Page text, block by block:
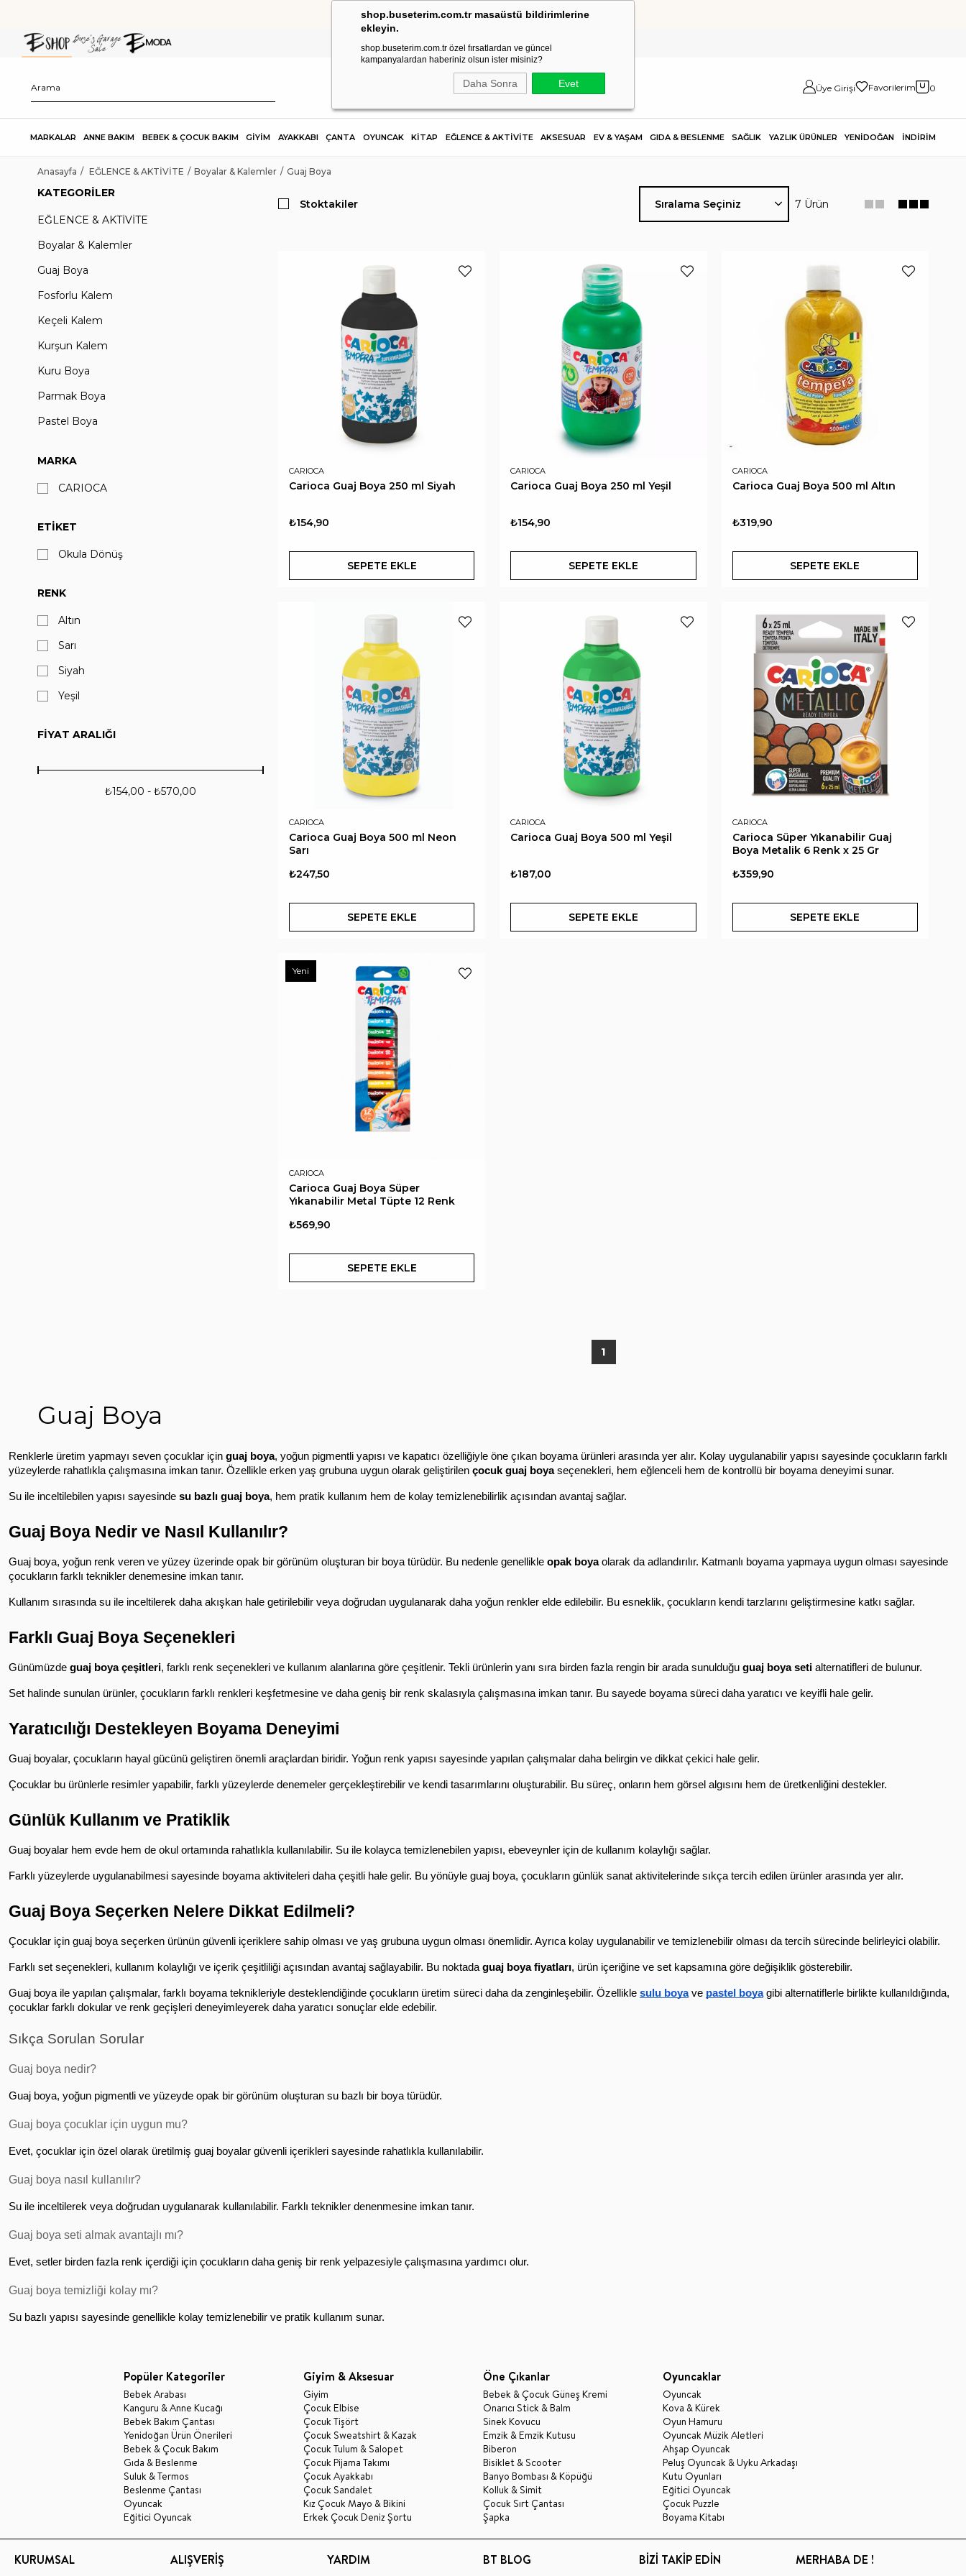
shop.buseterim.com.tr masaüstü bildirimlerine
ekleyin.
shop.buseterim.com.tr özel fırsatlardan ve güncel
kampanyalardan haberiniz olsun ister misiniz?
Daha Sonra Evet
HIZLI KARGO
Üye Girişi Favorilerim 0
MARKALAR ANNE BAKIM BEBEK & ÇOCUK BAKIM GİYİM AYAKKABI ÇANTA OYUNCAK KİTAP EĞLENCE & AKTİVİTE AKSESUAR EV & YAŞAM GIDA & BESLENME SAĞLIK YAZLIK ÜRÜNLER YENİDOĞAN İNDİRİM
Anasayfa EĞLENCE & AKTİVİTE Boyalar & Kalemler Guaj Boya
KATEGORILER
EĞLENCE & AKTİVİTE
Boyalar & Kalemler
Guaj Boya
Fosforlu Kalem
Keçeli Kalem
Kurşun Kalem
Kuru Boya
Parmak Boya
Pastel Boya
Yüz Boyası
MARKA
CARIOCA
ETIKET
Okula Dönüş
RENK
Altın
Sarı
Siyah
Yeşil
FIYAT ARALIĞI
₺154,00 - ₺570,00
Stoktakiler 7 Ürün
CARIOCA
Carioca Guaj Boya 250 ml Siyah
₺154,90
SEPETE EKLE
CARIOCA
Carioca Guaj Boya 250 ml Yeşil
₺154,90
SEPETE EKLE
CARIOCA
Carioca Guaj Boya 500 ml Altın
₺319,90
SEPETE EKLE
CARIOCA
Carioca Guaj Boya 500 ml Neon
Sarı
₺247,50
SEPETE EKLE
CARIOCA
Carioca Guaj Boya 500 ml Yeşil
₺187,00
SEPETE EKLE
CARIOCA
Carioca Süper Yıkanabilir Guaj
Boya Metalik 6 Renk x 25 Gr
₺359,90
SEPETE EKLE
CARIOCA
Carioca Guaj Boya Süper
Yıkanabilir Metal Tüpte 12 Renk
₺569,90
SEPETE EKLE
Yeni
1
Guaj Boya
Renklerle üretim yapmayı seven çocuklar için guaj boya, yoğun pigmentli yapısı ve kapatıcı özelliğiyle öne çıkan boyama ürünleri arasında yer alır. Kolay uygulanabilir yapısı sayesinde çocukların farklı
yüzeylerde rahatlıkla çalışmasına imkan tanır. Özellikle erken yaş grubuna uygun olarak geliştirilen çocuk guaj boya seçenekleri, hem eğlenceli hem de kontrollü bir boyama deneyimi sunar.
Su ile inceltilebilen yapısı sayesinde su bazlı guaj boya, hem pratik kullanım hem de kolay temizlenebilirlik açısından avantaj sağlar.
Guaj Boya Nedir ve Nasıl Kullanılır?
Guaj boya, yoğun renk veren ve yüzey üzerinde opak bir görünüm oluşturan bir boya türüdür. Bu nedenle genellikle opak boya olarak da adlandırılır. Katmanlı boyama yapmaya uygun olması sayesinde
çocukların farklı teknikler denemesine imkan tanır.
Kullanım sırasında su ile inceltilerek daha akışkan hale getirilebilir veya doğrudan uygulanarak daha yoğun renkler elde edilebilir. Bu esneklik, çocukların kendi tarzlarını geliştirmesine katkı sağlar.
Farklı Guaj Boya Seçenekleri
Günümüzde guaj boya çeşitleri, farklı renk seçenekleri ve kullanım alanlarına göre çeşitlenir. Tekli ürünlerin yanı sıra birden fazla rengin bir arada sunulduğu guaj boya seti alternatifleri de bulunur.
Set halinde sunulan ürünler, çocukların farklı renkleri keşfetmesine ve daha geniş bir renk skalasıyla çalışmasına imkan tanır. Bu sayede boyama süreci daha yaratıcı ve keyifli hale gelir.
Yaratıcılığı Destekleyen Boyama Deneyimi
Guaj boyalar, çocukların hayal gücünü geliştiren önemli araçlardan biridir. Yoğun renk yapısı sayesinde yapılan çalışmalar daha belirgin ve dikkat çekici hale gelir.
Çocuklar bu ürünlerle resimler yapabilir, farklı yüzeylerde denemeler gerçekleştirebilir ve kendi tasarımlarını oluşturabilir. Bu süreç, onların hem görsel algısını hem de üretkenliğini destekler.
Günlük Kullanım ve Pratiklik
Guaj boyalar hem evde hem de okul ortamında rahatlıkla kullanılabilir. Su ile kolayca temizlenebilen yapısı, ebeveynler için de kullanım kolaylığı sağlar.
Farklı yüzeylerde uygulanabilmesi sayesinde boyama aktiviteleri daha çeşitli hale gelir. Bu yönüyle guaj boya, çocukların günlük sanat aktivitelerinde sıkça tercih edilen ürünler arasında yer alır.
Guaj Boya Seçerken Nelere Dikkat Edilmeli?
Çocuklar için guaj boya seçerken ürünün güvenli içeriklere sahip olması ve yaş grubuna uygun olması önemlidir. Ayrıca kolay uygulanabilir ve temizlenebilir olması da tercih sürecinde belirleyici olabilir.
Farklı set seçenekleri, kullanım kolaylığı ve içerik çeşitliliği açısından avantaj sağlayabilir. Bu noktada guaj boya fiyatları, ürün içeriğine ve set kapsamına göre değişiklik gösterebilir.
Guaj boya ile yapılan çalışmalar, farklı boyama teknikleriyle desteklendiğinde çocukların üretim süreci daha da zenginleşebilir. Özellikle sulu boya ve pastel boya gibi alternatiflerle birlikte kullanıldığında,
çocuklar farklı dokular ve renk geçişleri deneyimleyerek daha yaratıcı sonuçlar elde edebilir.
Sıkça Sorulan Sorular
Guaj boya nedir?
Guaj boya, yoğun pigmentli ve yüzeyde opak bir görünüm oluşturan su bazlı bir boya türüdür.
Guaj boya çocuklar için uygun mu?
Evet, çocuklar için özel olarak üretilmiş guaj boyalar güvenli içerikleri sayesinde rahatlıkla kullanılabilir.
Guaj boya nasıl kullanılır?
Su ile inceltilerek veya doğrudan uygulanarak kullanılabilir. Farklı teknikler denenmesine imkan tanır.
Guaj boya seti almak avantajlı mı?
Evet, setler birden fazla renk içerdiği için çocukların daha geniş bir renk yelpazesiyle çalışmasına yardımcı olur.
Guaj boya temizliği kolay mı?
Su bazlı yapısı sayesinde genellikle kolay temizlenebilir ve pratik kullanım sunar.
Popüler Kategoriler
Bebek Arabası
Kanguru & Anne Kucağı
Bebek Bakım Çantası
Yenidoğan Ürün Önerileri
Bebek & Çocuk Bakım
Gıda & Beslenme
Suluk & Termos
Beslenme Çantası
Oyuncak
Eğitici Oyuncak
Giyim & Aksesuar
Giyim
Çocuk Elbise
Çocuk Tişört
Çocuk Sweatshirt & Kazak
Çocuk Tulum & Salopet
Çocuk Pijama Takımı
Çocuk Ayakkabı
Çocuk Sandalet
Kız Çocuk Mayo & Bikini
Erkek Çocuk Deniz Şortu
Öne Çıkanlar
Bebek & Çocuk Güneş Kremi
Onarıcı Stick & Balm
Sinek Kovucu
Emzik & Emzik Kutusu
Biberon
Bisiklet & Scooter
Banyo Bombası & Köpüğü
Kolluk & Simit
Çocuk Sırt Çantası
Şapka
Oyuncaklar
Oyuncak
Kova & Kürek
Oyun Hamuru
Oyuncak Müzik Aletleri
Ahşap Oyuncak
Peluş Oyuncak & Uyku Arkadaşı
Kutu Oyunları
Eğitici Oyuncak
Çocuk Puzzle
Boyama Kitabı
KURUMSAL ALIŞVERİŞ YARDIM BT BLOG BİZİ TAKİP EDİN MERHABA DE !